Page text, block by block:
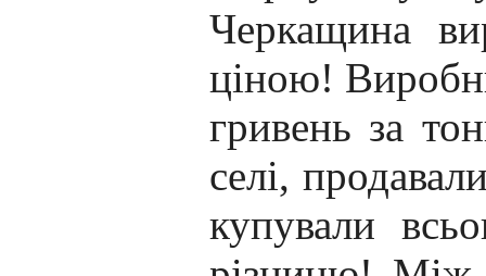
Черкащина
ціною!
гривень за
селі,
купували